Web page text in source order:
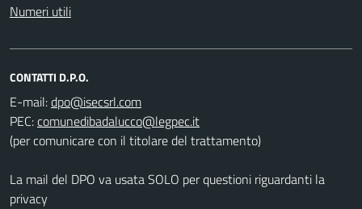
Numeri utili
CONTATTI D.P.O.
E-mail:
PEC:
(per comunicare con il titolare del trattamento)
La mail del DPO va usata SOLO per questioni riguardanti la
privacy